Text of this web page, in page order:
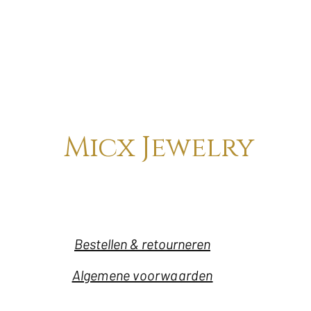
Micx Jewelry
Bestellen & retourneren
Algemene voorwaarden